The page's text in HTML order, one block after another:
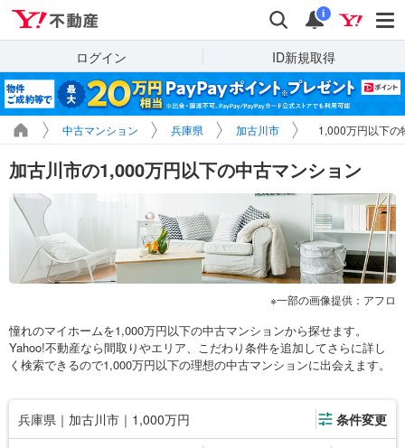
検索 通知
i
ログイン ID新規取得
中古マンション 兵庫県 加古川市 1,000万円以下の
加古川市の1,000万円以下の中古マンション
一部の画像提供：アフロ
憧れのマイホームを1,000万円以下の中古マンションから探せます。
Yahoo!不動産なら間取りやエリア、こだわり条件を追加してさらに詳し
く検索できるので1,000万円以下の理想の中古マンションに出会えます。
兵庫県｜加古川市｜1,000万円 条件変更